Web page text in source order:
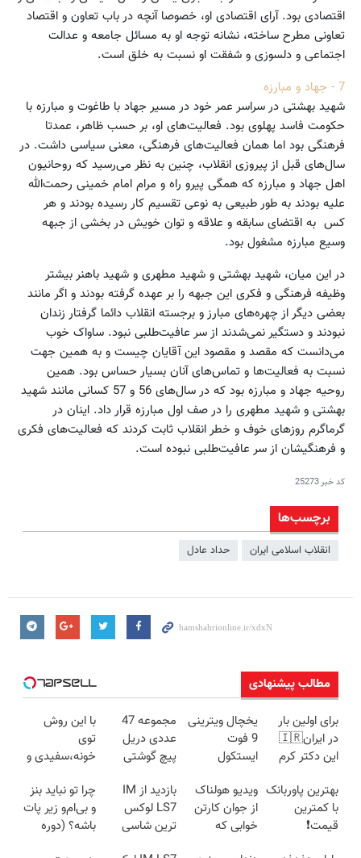
اقتصادی بود. آرای اقتصادی او، خصوصا آنچه در باب تعاون و اقتصاد
تعاونی مطرح ساخته، نشانه توجه او به مسائل جامعه و عدالت
اجتماعی و دلسوزی و شفقت او نسبت به خلق است.
7 - جهاد و مبارزه
شهید بهشتی در سراسر عمر خود در مسیر جهاد با طاغوت و مبارزه با
حکومت فاسد پهلوی بود. فعالیت‌های او، بر حسب ظاهر، عمدتا
فرهنگی بود اما همان فعالیت‌های فرهنگی، معنی سیاسی داشت. در
سال‌های قبل از پیروزی انقلاب، چنین به نظر می‌رسید که روحانیون
اهل جهاد و مبارزه که همگی پیرو راه و مرام امام خمینی رحمت‌الله
علیه بودند به طور طبیعی به نوعی تقسیم کار رسیده بودند و هر
کس به اقتضای سابقه و علاقه و توان خویش در بخشی از جبهه
وسیع مبارزه مشغول بود.
در این میان، شهید بهشتی و شهید مطهری و شهید باهنر بیشتر
وظیفه فرهنگی و فکری این جبهه را بر عهده گرفته بودند و اگر مانند
بعضی دیگر از چهره‌های مبارز و برجسته انقلاب دائما گرفتار زندان
نبودند و دستگیر نمی‌شدند از سر عافیت‌طلبی نبود. ساواک خوب
می‌دانست که مقصد و مقصود این آقایان چیست و به همین جهت
نسبت به فعالیت‌ها و تماس‌های آنان بسیار حساس بود. همین
روحیه جهاد و مبارزه بود که در سال‌های 56 و 57 کسانی مانند شهید
بهشتی و شهید مطهری را در صف اول مبارزه قرار داد. اینان در
گرماگرم روزهای خوف و خطر انقلاب ثابت کردند که فعالیت‌های فکری
و فرهنگیشان از سر عافیت‌طلبی نبوده است.
کد خبر25273
برچسب‌ها
انقلاب‌ اسلامی‌ ایران حداد عادل
مطالب پیشنهادی
برای اولین بار
در ایران🇮🇷
این دکتر کرم
روزه ساخت!
یخچال ویترینی
9 فوت
ایستکول
مجموعه 47
عددی دریل
پیچ گوشتی
به مدت
محدود)
با این روش
توی
خونه،سفیدی و
برگردون
(40%off)
بهترین پاوربانک
با کمترین
قیمت❗
ویدیو هولناک
از جوان کارتن
خوابی که
بازدید از IM
LS7 لوکس
ترین شاسی
چرا تو نباید بنز
و بی‌ام‌و زیر پات
باشه؟ (دوره